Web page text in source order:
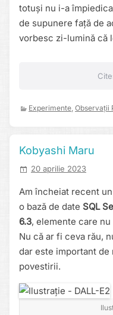
totuși nu i-a
de supunere față de
vorbesc zi-lumină că
Experimente, Observații
Kobyashi Maru
20 aprilie 2023
Am încheiat recent
o bază de date SQL
6.3, elemente care
Nu că ar fi ceva rău,
dar este important
povestirii.